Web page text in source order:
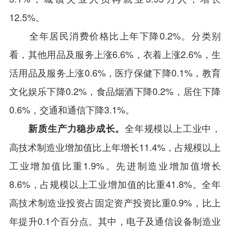
12.5%。
全年居民消费价格比上年下降0.2%。分类别
看，其他用品及服务上涨6.6%，衣着上涨2.6%，生
活用品及服务上涨0.6%，医疗保健下降0.1%，教育
文化娱乐下降0.2%，食品烟酒下降0.2%，居住下降
0.6%，交通和通信下降3.1%。
新质生产力稳步成长。全年规模以上工业中，
高技术制造业增加值比上年增长11.4%，占规模以上
工业增加值比重1.9%。先进制造业增加值增长
8.6%，占规模以上工业增加值的比重41.8%。全年
高技术制造业投资占固定资产投资比重0.9%，比上
年提升0.1个百分点。其中，电子及通信设备制造业